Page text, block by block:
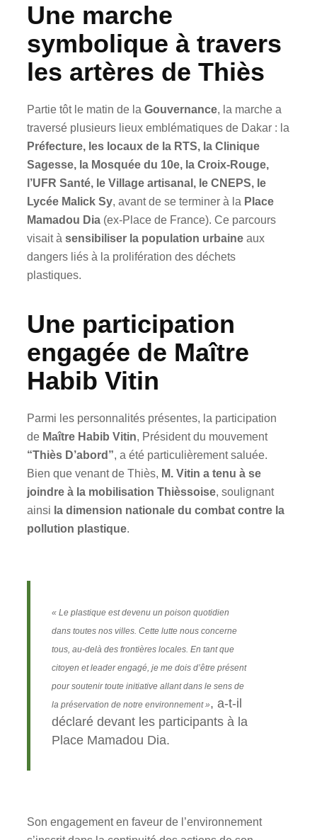
Une marche
symbolique à travers
les artères de Thiès
Partie tôt le matin de la Gouvernance, la marche a
traversé plusieurs lieux emblématiques de Dakar : la
Préfecture, les locaux de la RTS, la Clinique
Sagesse, la Mosquée du 10e, la Croix-Rouge,
l’UFR Santé, le Village artisanal, le CNEPS, le
Lycée Malick Sy, avant de se terminer à la Place
Mamadou Dia (ex-Place de France). Ce parcours
visait à sensibiliser la population urbaine aux
dangers liés à la prolifération des déchets
plastiques.
Une participation
engagée de Maître
Habib Vitin
Parmi les personnalités présentes, la participation
de Maître Habib Vitin, Président du mouvement
“Thiès D’abord”, a été particulièrement saluée.
Bien que venant de Thiès, M. Vitin a tenu à se
joindre à la mobilisation Thièssoise, soulignant
ainsi la dimension nationale du combat contre la
pollution plastique.
« Le plastique est devenu un poison quotidien
dans toutes nos villes. Cette lutte nous concerne
tous, au-delà des frontières locales. En tant que
citoyen et leader engagé, je me dois d’être présent
pour soutenir toute initiative allant dans le sens de
la préservation de notre environnement », a-t-il
déclaré devant les participants à la
Place Mamadou Dia.
Son engagement en faveur de l’environnement